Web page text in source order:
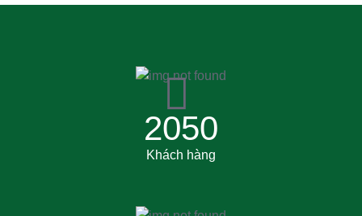
2050
Khách hàng